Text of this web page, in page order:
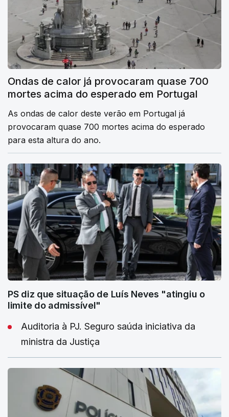
Ondas de calor já provocaram quase 700
mortes acima do esperado em Portugal
As ondas de calor deste verão em Portugal já
provocaram quase 700 mortes acima do esperado
para esta altura do ano.
PS diz que situação de Luís Neves "atingiu o
limite do admissível"
Auditoria à PJ. Seguro saúda iniciativa da
ministra da Justiça